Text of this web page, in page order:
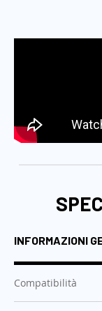
INFORMAZIONI
Compatibilità